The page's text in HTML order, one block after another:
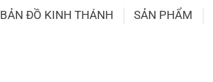
BẢN ĐỒ KINH THÁNH SẢN PHẨM